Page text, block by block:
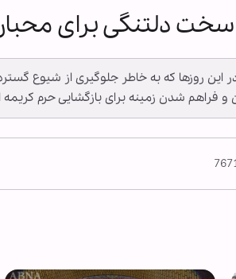
دلتنگی برای
در این روزها که به خاطر جلوگیری از
و فراهم شدن زمینه برای بازگشایی حرم